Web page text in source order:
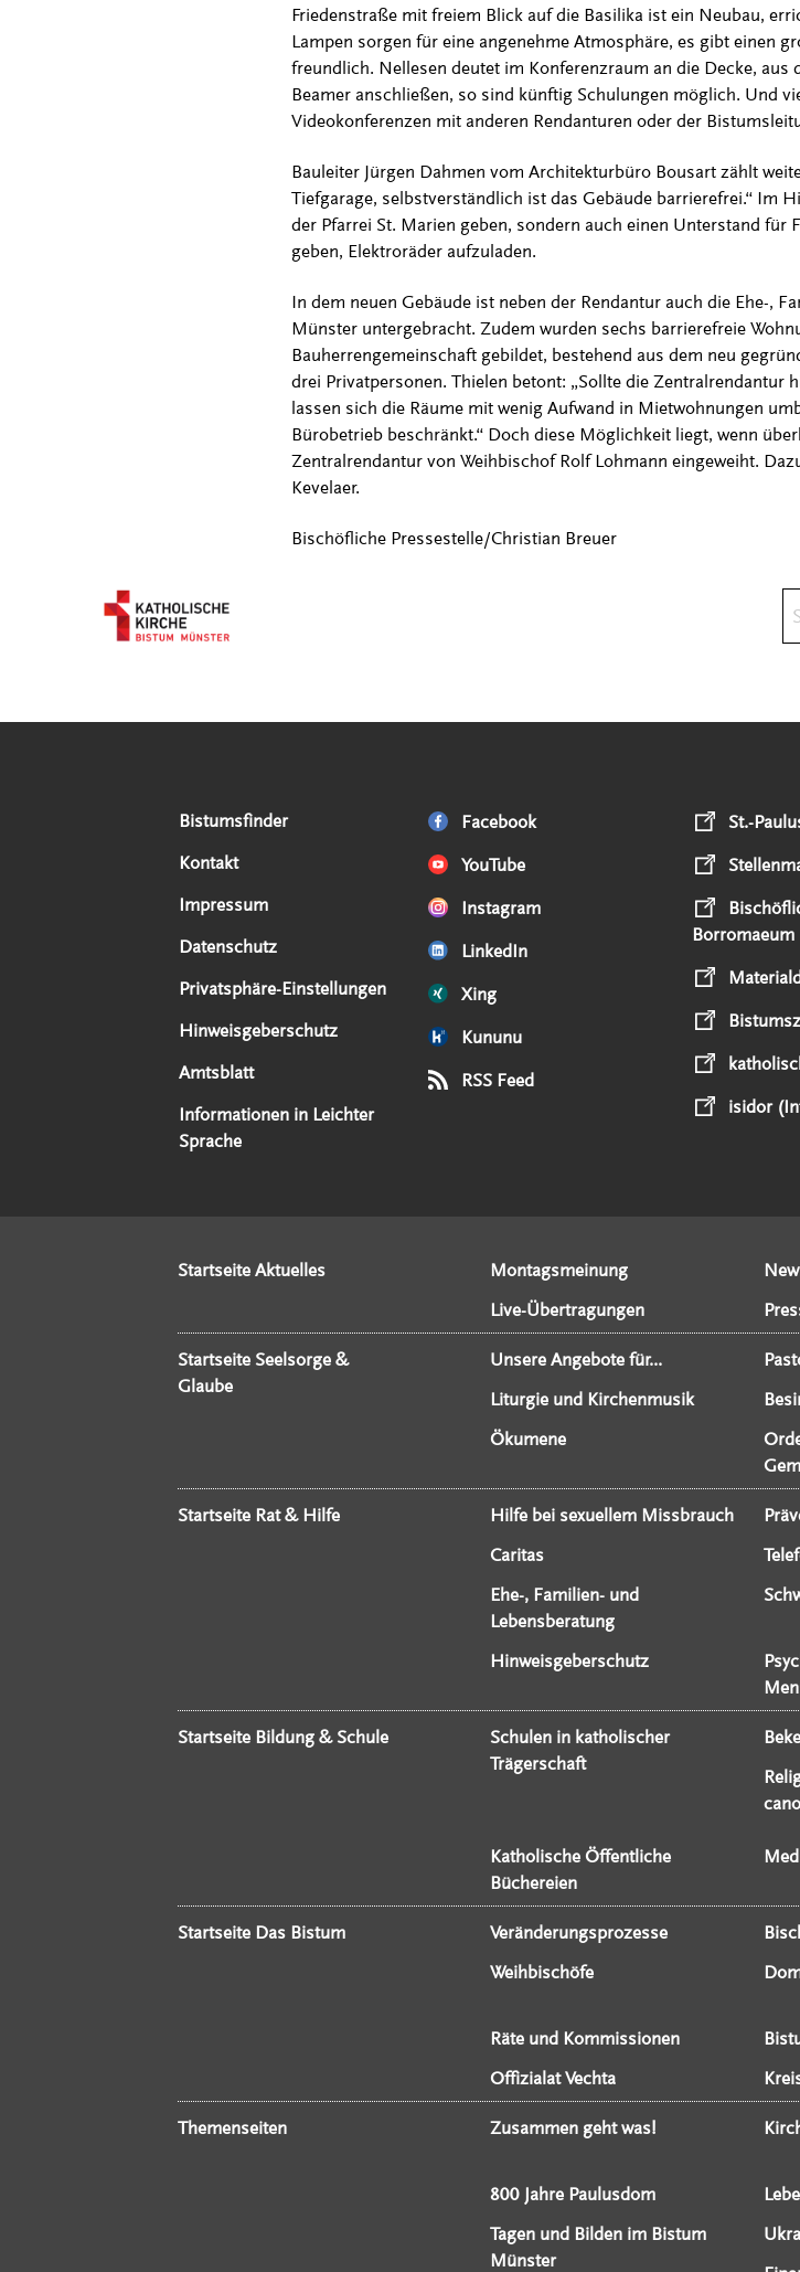
Friedenstraße mit freiem Blick auf die Basilika ist ein Neubau,
Lampen sorgen für eine angenehme Atmosphäre, es gibt einen
freundlich. Nellesen deutet im Konferenzraum an die Decke, aus
Beamer anschließen, so sind künftig Schulungen möglich. Und
Videokonferenzen mit anderen Rendanturen oder der
Bauleiter Jürgen Dahmen vom Architekturbüro Bousart zählt
Tiefgarage, selbstverständlich ist das Gebäude barrierefrei.“ Im
der Pfarrei St. Marien geben, sondern auch einen Unterstand
geben, Elektroräder aufzuladen.
In dem neuen Gebäude ist neben der Rendantur auch die Ehe-,
Münster untergebracht. Zudem wurden sechs barrierefreie
Bauherrengemeinschaft gebildet, bestehend aus dem neu
drei Privatpersonen. Thielen betont: „Sollte die Zentralrendantur
lassen sich die Räume mit wenig Aufwand in Mietwohnungen
Bürobetrieb beschränkt.“ Doch diese Möglichkeit liegt, wenn
Zentralrendantur von Weihbischof Rolf Lohmann eingeweiht.
Kevelaer.
Bischöfliche Pressestelle/Christian Breuer
Serviceangebote
Bistumsfinder
Kontakt
Impressum
Datenschutz
Privatsphäre-Einstellungen
Hinweisgeberschutz
Amtsblatt
Informationen in Leichter
Sprache
Social Media Angebote Facebook
YouTube
Instagram
LinkedIn
Xing
Kununu
RSS Feed
Externe Links St.-
Borromaeum
isidor
Startseite Aktuelles Montagsmeinung
Live-Übertragungen
Startseite Seelsorge &
Glaube
Unsere Angebote für...
Liturgie und Kirchenmusik
Ökumene
Startseite Rat & Hilfe Hilfe bei sexuellem Missbrauch
Caritas
Ehe-, Familien- und
Lebensberatung
Hinweisgeberschutz
Startseite Bildung & Schule
Schulen in katholischer
Trägerschaft
Katholische Öffentliche
Büchereien
Startseite Das Bistum Veränderungsprozesse
Weihbischöfe
Räte und Kommissionen
Offizialat Vechta
Themenseiten Zusammen geht was!
800 Jahre Paulusdom
Tagen und Bilden im Bistum
Münster